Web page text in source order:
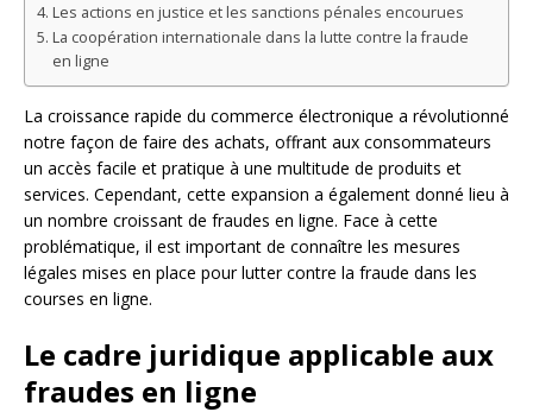
Les actions en justice et les sanctions pénales encourues
La coopération internationale dans la lutte contre la fraude
en ligne
La croissance rapide du commerce électronique a révolutionné
notre façon de faire des achats, offrant aux consommateurs
un accès facile et pratique à une multitude de produits et
services. Cependant, cette expansion a également donné lieu à
un nombre croissant de fraudes en ligne. Face à cette
problématique, il est important de connaître les mesures
légales mises en place pour lutter contre la fraude dans les
courses en ligne.
Le cadre juridique applicable aux
fraudes en ligne